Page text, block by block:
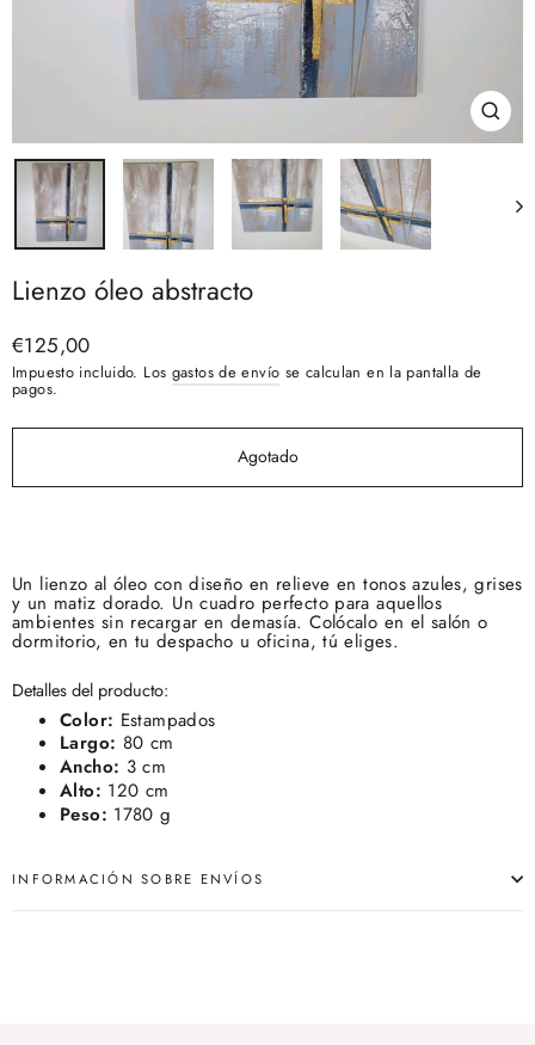
(esc)
Lienzo óleo abstracto
Precio
habitual
€125,00
Impuesto incluido. Los gastos de envío se calculan en la pantalla de
pagos.
Agotado
Un lienzo al óleo con diseño en relieve en tonos azules, grises
y un matiz dorado. Un cuadro perfecto para aquellos
ambientes sin recargar en demasía. Colócalo en el salón o
dormitorio, en tu despacho u oficina, tú eliges.
Detalles del producto:
Color: Estampados
Largo: 80 cm
Ancho: 3 cm
Alto: 120 cm
Peso: 1780 g
INFORMACIÓN SOBRE ENVÍOS